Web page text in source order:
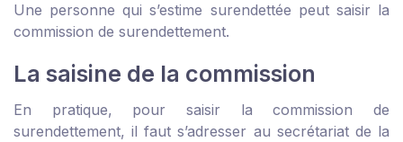
Une personne qui s’estime surendettée peut saisir la
commission de surendettement.
La saisine de la commission
En pratique, pour saisir la commission de
surendettement, il faut s’adresser au secrétariat de la